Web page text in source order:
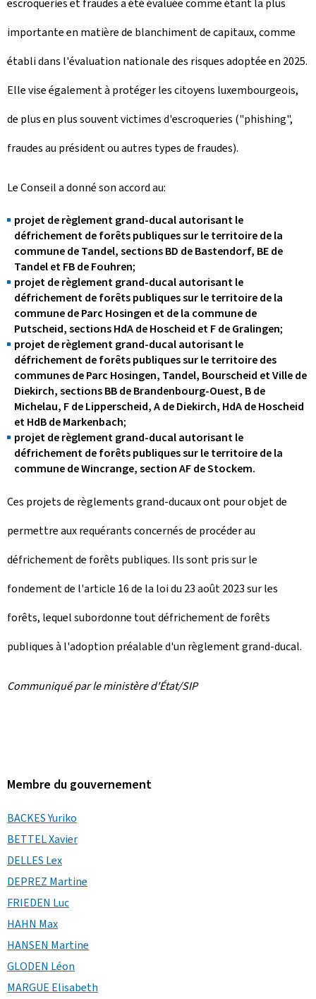
escroqueries et fraudes a été évaluée comme étant la plus
importante en matière de blanchiment de capitaux, comme
établi dans l'évaluation nationale des risques adoptée en 2025.
Elle vise également à protéger les citoyens luxembourgeois,
de plus en plus souvent victimes d'escroqueries ("phishing",
fraudes au président ou autres types de fraudes).
Le Conseil a donné son accord au:
projet de règlement grand-ducal autorisant le
défrichement de forêts publiques sur le territoire de la
commune de Tandel, sections BD de Bastendorf, BE de
Tandel et FB de Fouhren;
projet de règlement grand-ducal autorisant le
défrichement de forêts publiques sur le territoire de la
commune de Parc Hosingen et de la commune de
Putscheid, sections HdA de Hoscheid et F de Gralingen;
projet de règlement grand-ducal autorisant le
défrichement de forêts publiques sur le territoire des
communes de Parc Hosingen, Tandel, Bourscheid et Ville de
Diekirch, sections BB de Brandenbourg-Ouest, B de
Michelau, F de Lipperscheid, A de Diekirch, HdA de Hoscheid
et HdB de Markenbach;
projet de règlement grand-ducal autorisant le
défrichement de forêts publiques sur le territoire de la
commune de Wincrange, section AF de Stockem.
Ces projets de règlements grand-ducaux ont pour objet de
permettre aux requérants concernés de procéder au
défrichement de forêts publiques. Ils sont pris sur le
fondement de l'article 16 de la loi du 23 août 2023 sur les
forêts, lequel subordonne tout défrichement de forêts
publiques à l'adoption préalable d'un règlement grand-ducal.
Communiqué par le ministère d'État/SIP
Membre du gouvernement
BACKES Yuriko
BETTEL Xavier
DELLES Lex
DEPREZ Martine
FRIEDEN Luc
HAHN Max
HANSEN Martine
GLODEN Léon
MARGUE Elisabeth